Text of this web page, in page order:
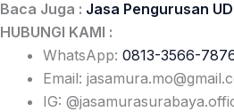
Baca Juga : Jasa Pengurusan
HUBUNGI KAMI :
WhatsApp: 0813-3566-
Email:
IG: